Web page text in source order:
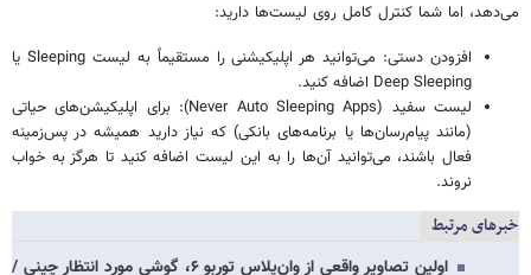
می‌دهد، اما شما کنترل کامل روی لیست‌ها دارید:
افزودن دستی: می‌توانید هر اپلیکیشنی را مستقیماً به لیست Sleeping یا
Deep Sleeping اضافه کنید.
لیست سفید (Never Auto Sleeping Apps): برای اپلیکیشن‌های حیاتی
(مانند پیام‌رسان‌ها یا برنامه‌های بانکی) که نیاز دارید همیشه در پس‌زمینه
فعال باشند، می‌توانید آن‌ها را به این لیست اضافه کنید تا هرگز به خواب
نروند.
خبرهای مرتبط
اولین تصاویر واقعی از وان‌پلاس توربو ۶، گوشی مورد انتظار چینی /